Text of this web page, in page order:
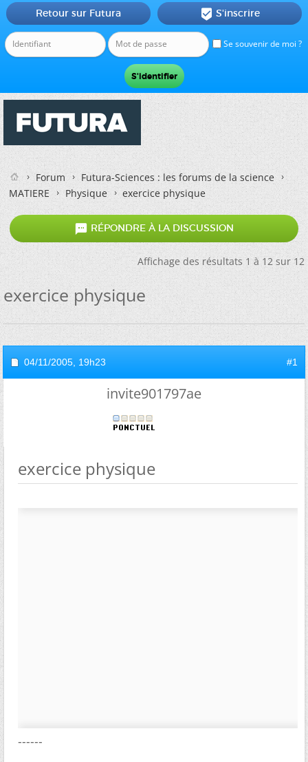
Se souvenir de moi ?
Retour sur Futura  S'inscrire
Forum
Futura-Sciences : les forums de la science
MATIERE
Physique exercice physique
 RÉPONDRE À LA DISCUSSION
Affichage des résultats 1 à 12 sur 12
exercice physique
04/11/2005, 19h23 #1
invite901797ae
exercice physique
------